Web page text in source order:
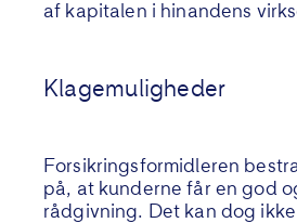
af kapitalen i hinandens
Klagemuligheder
Forsikringsformidleren
på, at kunderne får en god
rådgivning. Det kan dog